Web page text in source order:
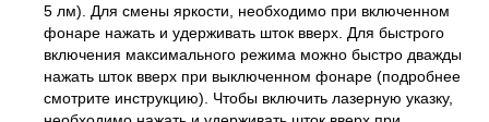
5 лм). Для смены яркости, необходимо при включенном
фонаре нажать и удерживать шток вверх. Для быстрого
включения максимального режима можно быстро дважды
нажать шток вверх при выключенном фонаре (подробнее
смотрите инструкцию). Чтобы включить лазерную указку,